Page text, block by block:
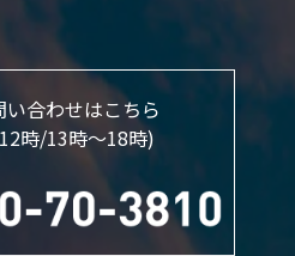
合わせはこちら
時/13時〜18時)